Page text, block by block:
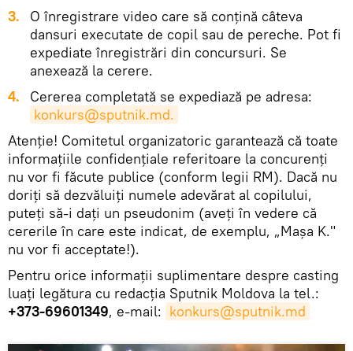
O înregistrare video care să conțină câteva
dansuri executate de copil sau de pereche. Pot fi
expediate înregistrări din concursuri. Se
anexează la cerere.
Cererea completată se expediază pe adresa:
konkurs@sputnik.md.
Atenție! Comitetul organizatoric garantează că toate
informațiile confidențiale referitoare la concurenți
nu vor fi făcute publice (conform legii RM). Dacă nu
doriți să dezvăluiți numele adevărat al copilului,
puteți să-i dați un pseudonim (aveți în vedere că
cererile în care este indicat, de exemplu, „Mașa K."
nu vor fi acceptate!).
Pentru orice informații suplimentare despre casting
luați legătura cu redacția Sputnik Moldova la tel.:
+373-69601349, e-mail: konkurs@sputnik.md